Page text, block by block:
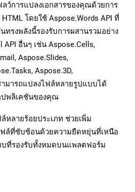
ลว์การแปลงเอกสารของคุณด้วยการ
โดยใช้ Aspose.Words API ที่
รงพลังนี้รองรับการผสานรวมอย่าง
API อื่นๆ เช่น Aspose.Cells,
Aspose.Slides,
Aspose.3D,
ามารถแปลงไฟล์หลายรูปแบบได้
ปพลิเคชันของคุณ
หลายร้อยประเภท ช่วยเพิ่ม
ล์ที่ซับซ้อนด้วยความยืดหยุ่นที่เหนือ
บที่รองรับทั้งหมดบนแพลตฟอร์ม